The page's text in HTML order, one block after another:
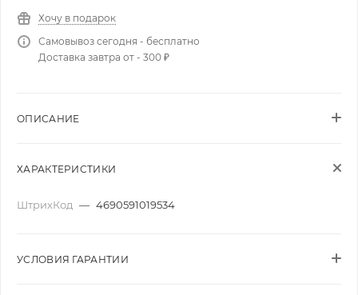
Хочу в подарок
Самовывоз сегодня - бесплатно
Доставка завтра от - 300 ₽
ОПИСАНИЕ
ХАРАКТЕРИСТИКИ
ШтрихКод — 4690591019534
УСЛОВИЯ ГАРАНТИИ